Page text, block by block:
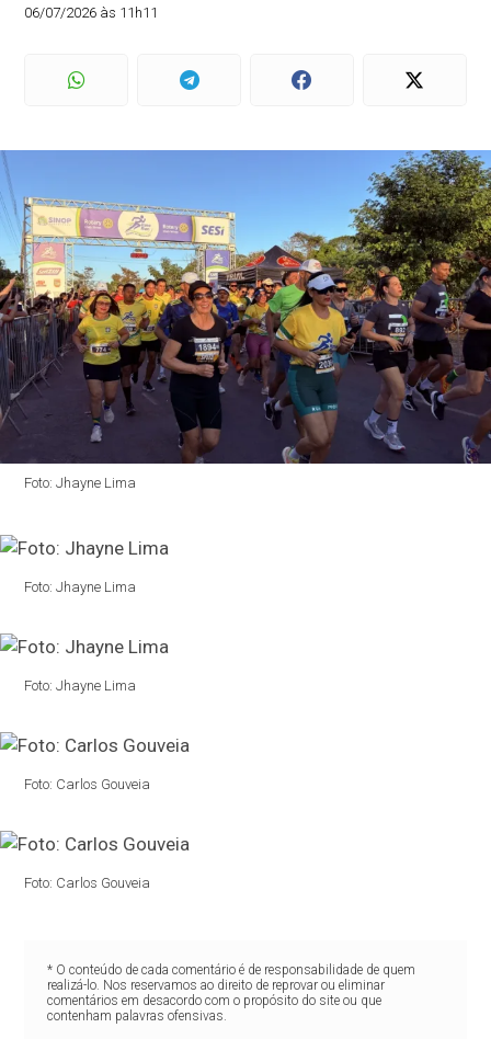
06/07/2026 às 11h11
Foto: Jhayne Lima
Foto: Jhayne Lima
Foto: Jhayne Lima
Foto: Carlos Gouveia
Foto: Carlos Gouveia
* O conteúdo de cada comentário é de responsabilidade de quem
realizá-lo. Nos reservamos ao direito de reprovar ou eliminar
comentários em desacordo com o propósito do site ou que
contenham palavras ofensivas.